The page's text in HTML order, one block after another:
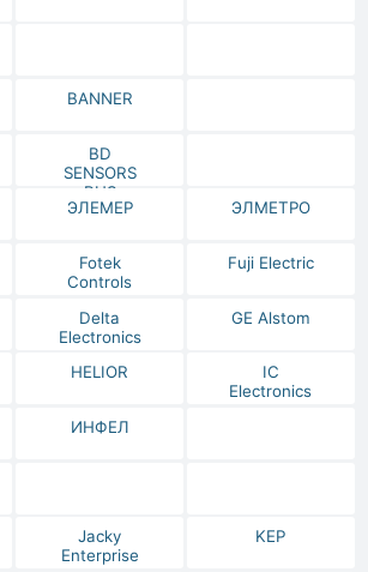
BANNER
BD
SENSORS
RUS
ЭЛЕМЕР ЭЛМЕТРО
Fotek
Controls
Fuji Electric
Delta
Electronics
GE Alstom
HELIOR
IC
Electronics
ИНФЕЛ
Jacky
Enterprise
KEP